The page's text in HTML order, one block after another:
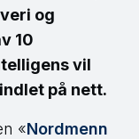
og
10
vil
på nett.
«Nordmenn